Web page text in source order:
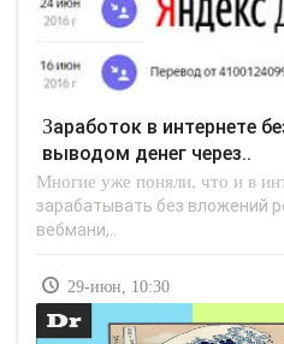
Заработок в интернете без вложений с
выводом денег через..
Многие уже поняли, что и в
зарабатывать без вложений
вебмани,..
29-июн, 10:30